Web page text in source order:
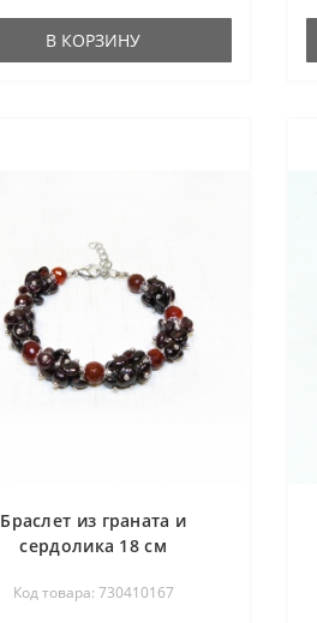
В КОРЗИНУ
Браслет из граната и
сердолика 18 см
Код товара: 730410167